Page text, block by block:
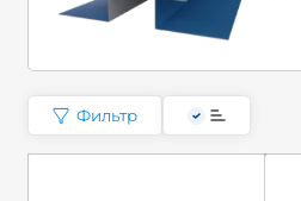
Фильтр